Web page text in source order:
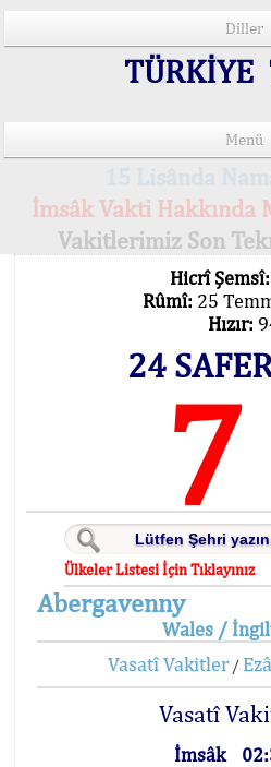
Diller
TÜRKİYE
Menü
İmsâk Vakti Hakkında
Vakitlerimiz Son
Hicrî Şemsî:
Rûmî: 25
Hızır:
24
7
Ülkeler Listesi İçin Tıklayınız
Abergavenny
Wales /
Vasatî Vakitler/
Vasatî
İmsâk